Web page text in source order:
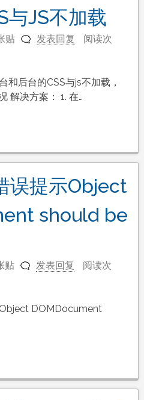
与JS不加载
贴 发表回复
阅读次
后台的CSS与js不加载，
解决方案： 1. 在…
误提示Object
should be
贴 发表回复
阅读次
DOMDocument